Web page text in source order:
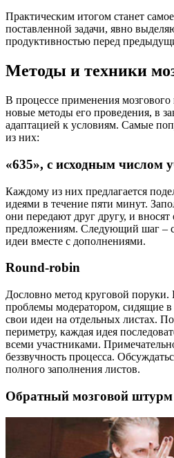
Практическим итогом станет
поставленной задачи, явно
продуктивностью перед
Методы и техники
В процессе применения
новые методы его проведения, в
адаптацией к условиям. Самые
из них:
«635», с исходным числом
Каждому из них предлагается
идеями в течение пяти минут.
они передают друг другу, и
предложениям. Следующий шаг –
идеи вместе с дополнениями.
Round-robin
Дословно метод круговой поруки.
проблемы модератором, сидящие
свои идеи на отдельных листах.
периметру, каждая идея
всеми участниками.
беззвучность процесса.
полного заполнения листов.
Обратный мозговой штурм